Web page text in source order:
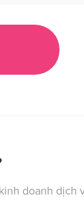
doanh dịch